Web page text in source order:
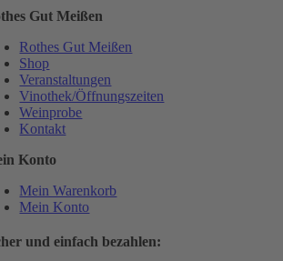
Gut Meißen
Rothes Gut Meißen
Shop
Veranstaltungen
Vinothek/Öffnungszeiten
Weinprobe
Kontakt
Konto
Mein Warenkorb
Mein Konto
und einfach bezahlen: